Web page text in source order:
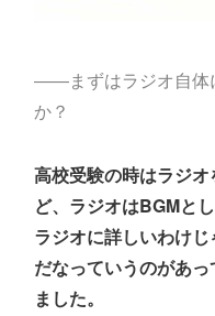
――まずはラジオ自体
か？
高校受験の時はラジ
ど、ラジオはBGMと
ラジオに詳しいわけ
だなっていうのがあ
ました。